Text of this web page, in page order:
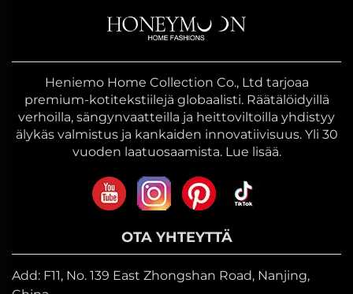
Heniemo Home Collection Co., Ltd tarjoaa
premium-kotitekstiilejä globaalisti. Räätälöidyillä
verhoilla, sängynvaatteilla ja heittoviltoilla yhdistyy
älykäs valmistus ja kankaiden innovatiivisuus. Yli 30
vuoden laatuosaamista. Lue lisää.
OTA YHTEYTTÄ
Add: F11, No. 139 East Zhongshan Road, Nanjing,